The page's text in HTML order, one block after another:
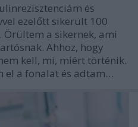
és
ezelőtt sikerült 100
a sikernek, ami
Ahhoz, hogy
kell, mi, miért történik.
el a fonalat és adtam…